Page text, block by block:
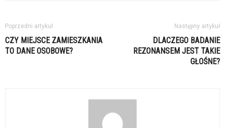
Poprzedni artykuł
CZY MIEJSCE ZAMIESZKANIA
TO DANE OSOBOWE?
Następny artykuł
DLACZEGO BADANIE
REZONANSEM JEST TAKIE
GŁOŚNE?